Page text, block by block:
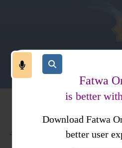
کتب فتاوی فتاوی علمائے حدیث جلد 4
Fatwa
is better
Download Fatwa
better user